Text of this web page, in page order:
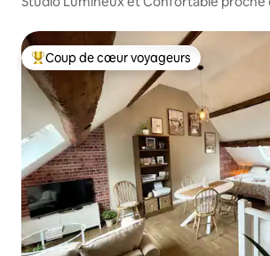
Coup de cœur voyageurs parmi les plus
Coup de cœur voyageurs